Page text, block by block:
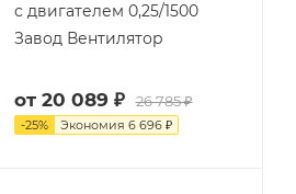
с двигателем 0,25/1500
Завод Вентилятор
от 20 089 ₽ 26 785 ₽
-25% Экономия 6 696 ₽